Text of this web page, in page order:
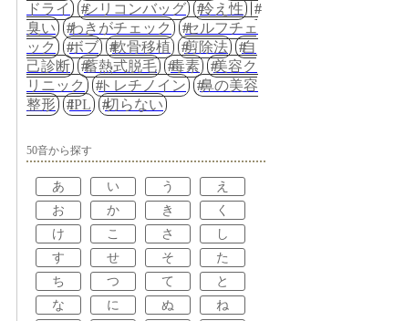
ドライ
シリコンバッグ
冷え性
臭い
わきがチェック
セルフチェ
ック
ボブ 軟骨移植 剪除法
自
己診断
蓄熱式脱毛 毒素
美容ク
リニック
トレチノイン
鼻の美容
整形
IPL 切らない
50音から探す
あ い う
え
お
か き
く
け
こ さ
し
す
せ そ
た
ち
つ て
と
な
に ぬ
ね